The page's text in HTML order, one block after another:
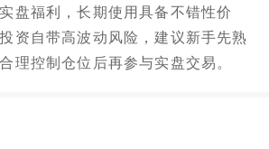
盘福利，长期使用具备不错性价
资自带高波动风险，建议新手先熟
理控制仓位后再参与实盘交易。